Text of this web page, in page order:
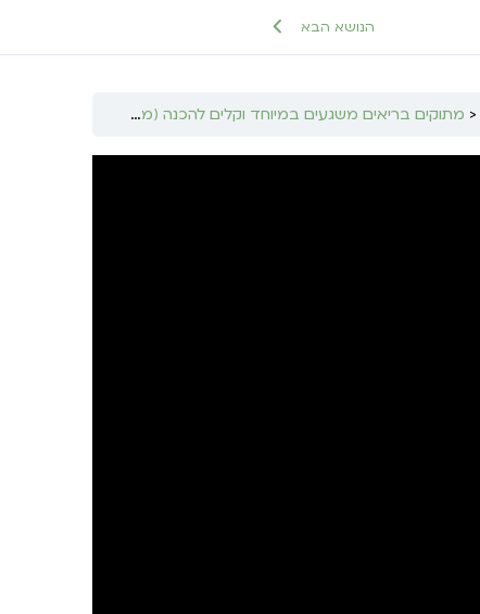
הנושא הבא
מתוקים בריאים משגעים במיוחד וקלים להכנה (מתאים לא.בוקר שנייה/ארוחת אחה”צ/א. ערב)